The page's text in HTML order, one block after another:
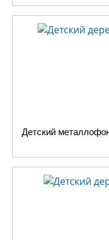
Детский